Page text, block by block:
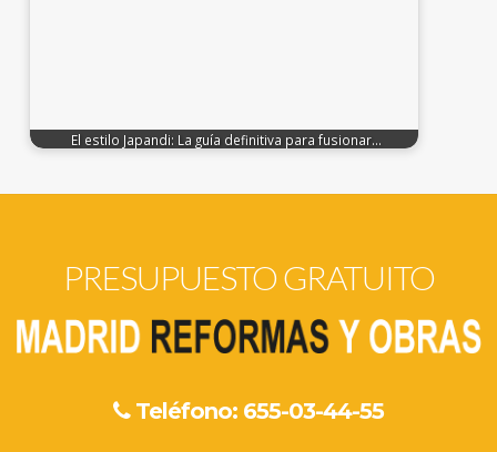
El estilo Japandi: La guía definitiva para fusionar…
PRESUPUESTO GRATUITO
Teléfono: 655-03-44-55